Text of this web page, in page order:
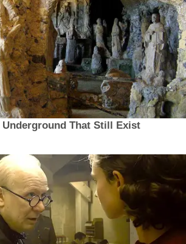
e Privacidade
cookies para melhorar sua
Ao continuar o acesso,
você concorda com nossos Termos